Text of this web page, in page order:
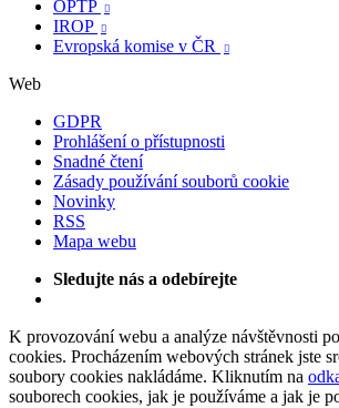
OPTP 
IROP 
Evropská komise v ČR 
Web
GDPR
Prohlášení o přístupnosti
Snadné čtení
Zásady používání souborů cookie
Novinky
RSS
Mapa webu
Sledujte nás a odebírejte
K provozování webu a analýze návštěvnosti
cookies. Procházením webových stránek jste
soubory cookies nakládáme. Kliknutím na
souborech cookies, jak je používáme a jak je